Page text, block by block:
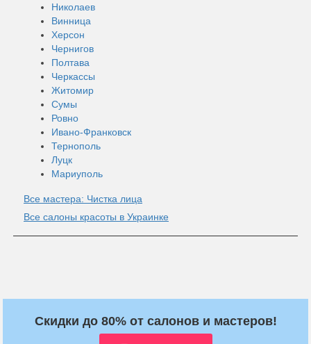
Николаев
Винница
Херсон
Чернигов
Полтава
Черкассы
Житомир
Сумы
Ровно
Ивано-Франковск
Тернополь
Луцк
Мариуполь
Все мастера: Чистка лица
Все салоны красоты в Украинке
Скидки до 80% от салонов и мастеров!